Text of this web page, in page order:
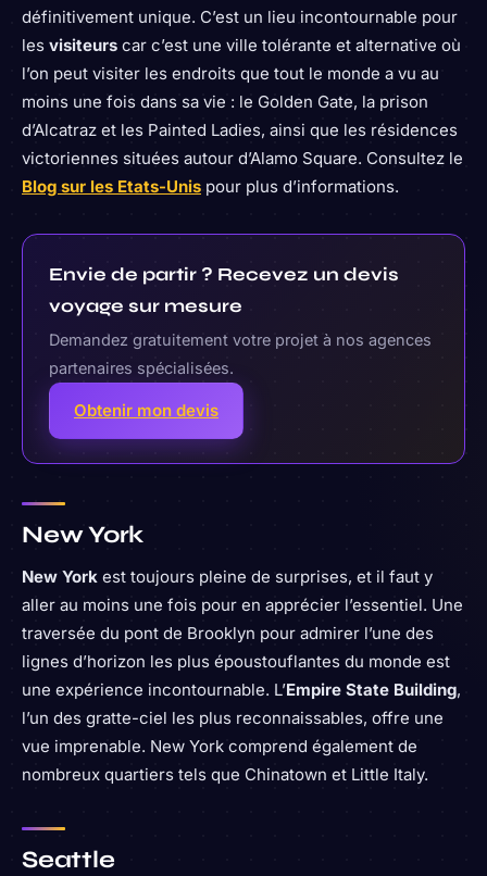
définitivement unique. C’est un lieu incontournable pour
les visiteurs car c’est une ville tolérante et alternative où
l’on peut visiter les endroits que tout le monde a vu au
moins une fois dans sa vie : le Golden Gate, la prison
d’Alcatraz et les Painted Ladies, ainsi que les résidences
victoriennes situées autour d’Alamo Square. Consultez le
Blog sur les Etats-Unis pour plus d’informations.
Envie de partir ? Recevez un devis
voyage sur mesure
Demandez gratuitement votre projet à nos agences
partenaires spécialisées.
Obtenir mon devis
New York
New York est toujours pleine de surprises, et il faut y
aller au moins une fois pour en apprécier l’essentiel. Une
traversée du pont de Brooklyn pour admirer l’une des
lignes d’horizon les plus époustouflantes du monde est
une expérience incontournable. L’Empire State Building,
l’un des gratte-ciel les plus reconnaissables, offre une
vue imprenable. New York comprend également de
nombreux quartiers tels que Chinatown et Little Italy.
Seattle